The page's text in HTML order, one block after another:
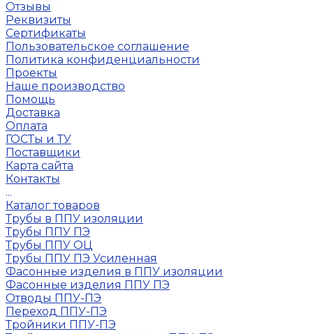
Отзывы
Реквизиты
Сертификаты
Пользовательское соглашение
Политика конфиденциальности
Проекты
Наше производство
Помощь
Доставка
Оплата
ГОСТы и ТУ
Поставщики
Карта сайта
Контакты
...
Каталог товаров
Трубы в ППУ изоляции
Трубы ППУ ПЭ
Трубы ППУ ОЦ
Трубы ППУ ПЭ Усиленная
Фасонные изделия в ППУ изоляции
Фасонные изделия ППУ ПЭ
Отводы ППУ-ПЭ
Переход ППУ-ПЭ
Тройники ППУ-ПЭ